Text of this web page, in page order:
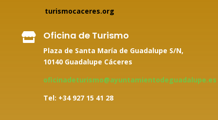
turismocaceres.org
 Oficina de Turismo
Plaza de Santa María de Guadalupe S/N,
10140 Guadalupe Cáceres
oficinadeturismo@ayuntamientodeguadalupe.es
Tel: +34 927 15 41 28